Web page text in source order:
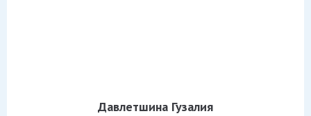
Давлетшина Гузалия